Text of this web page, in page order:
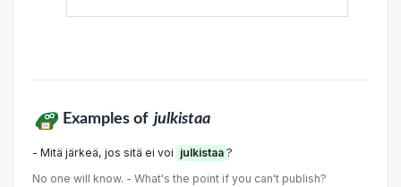
Examples of julkistaa
- Mitä järkeä, jos sitä ei voi julkistaa ?
No one will know. - What's the point if you can't publish?